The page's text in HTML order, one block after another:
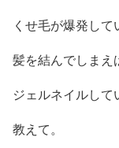
くせ毛が爆発して
髪を結んでしまえ
ジェルネイルして
教えて。